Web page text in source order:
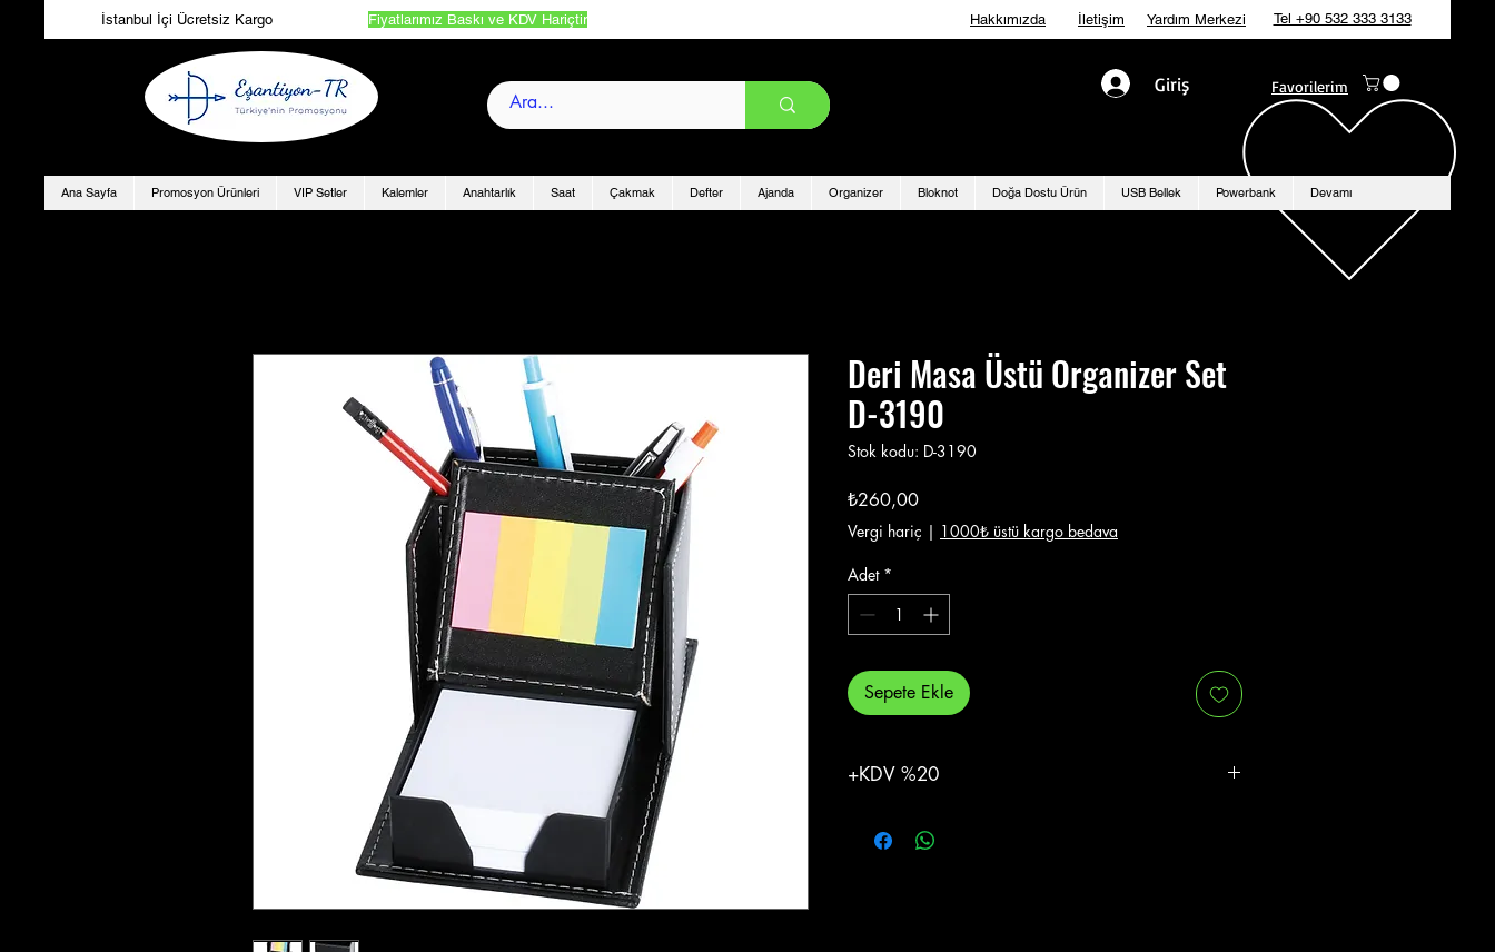
İstanbul İçi Ücretsiz Kargo Fiyatlarımız Baskı ve KDV Hariçtir Hakkımızda İletişim Yardım Merkezi Tel +90 532 333 3133
Giriş Favorilerim
Ana Sayfa Promosyon Ürünleri VIP Setler Kalemler Anahtarlık Saat Çakmak Defter Ajanda Organizer Bloknot Doğa Dostu Ürün USB Bellek Powerbank Devamı
Deri Masa Üstü Organizer Set
D-3190
Stok kodu: D-3190
₺260,00Fiyat
Vergi hariç | 1000₺ üstü kargo bedava
Adet *
Sepete Ekle
+KDV %20